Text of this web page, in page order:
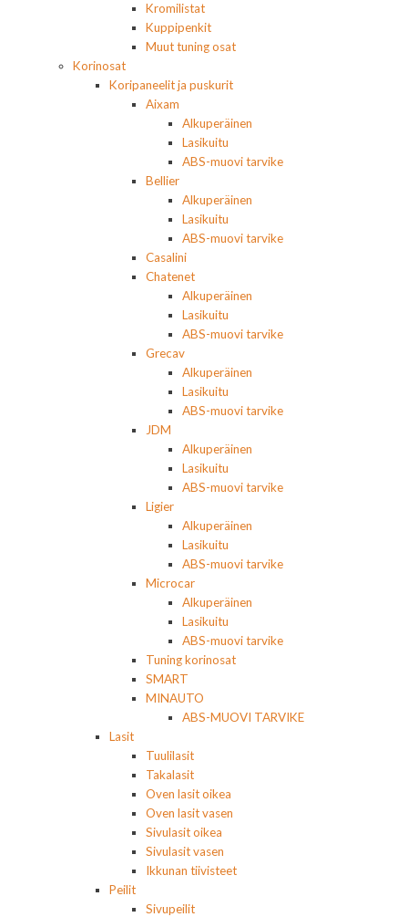
Kromilistat
Kuppipenkit
Muut tuning osat
Korinosat
Koripaneelit ja puskurit
Aixam
Alkuperäinen
Lasikuitu
ABS-muovi tarvike
Bellier
Alkuperäinen
Lasikuitu
ABS-muovi tarvike
Casalini
Chatenet
Alkuperäinen
Lasikuitu
ABS-muovi tarvike
Grecav
Alkuperäinen
Lasikuitu
ABS-muovi tarvike
JDM
Alkuperäinen
Lasikuitu
ABS-muovi tarvike
Ligier
Alkuperäinen
Lasikuitu
ABS-muovi tarvike
Microcar
Alkuperäinen
Lasikuitu
ABS-muovi tarvike
Tuning korinosat
SMART
MINAUTO
ABS-MUOVI TARVIKE
Lasit
Tuulilasit
Takalasit
Oven lasit oikea
Oven lasit vasen
Sivulasit oikea
Sivulasit vasen
Ikkunan tiivisteet
Peilit
Sivupeilit